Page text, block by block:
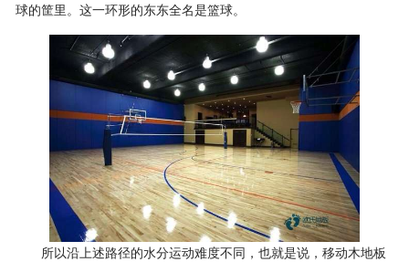
球的筐里。这一环形的东东全名是篮球。
所以沿上述路径的水分运动难度不同，也就是说，移动木地板